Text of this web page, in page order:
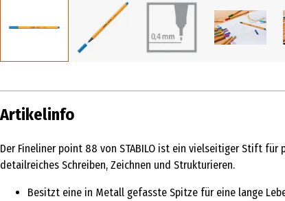
Artikelinfo
Der Fineliner point 88 von STABILO ist ein vielseitiger Stift
detailreiches Schreiben, Zeichnen und Strukturieren.
Besitzt eine in Metall gefasste Spitze für eine lange